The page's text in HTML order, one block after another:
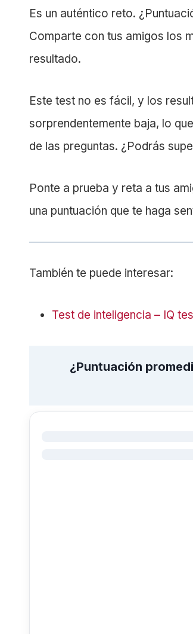
Es un auténtico reto.
Comparte con tus amigos los
resultado.
Este test no es fácil, y los
sorprendentemente baja, lo
de las preguntas. ¿Podrás
Ponte a prueba y reta a tus
una puntuación que te haga
También te puede interesar:
Test de inteligencia – IQ
¿Puntuación